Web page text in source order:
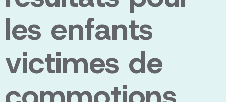
les enfants
victimes de